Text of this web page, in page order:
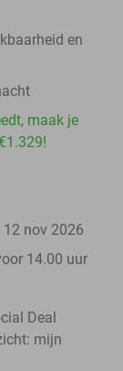
en
maak je
nov 2026
14.00 uur
Deal
mijn